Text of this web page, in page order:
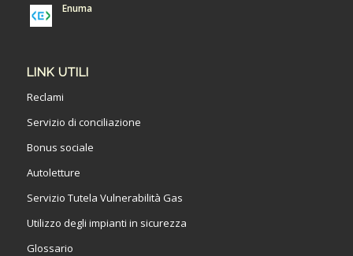
Enuma
LINK UTILI
Reclami
Servizio di conciliazione
Bonus sociale
Autoletture
Servizio Tutela Vulnerabilità Gas
Utilizzo degli impianti in sicurezza
Glossario